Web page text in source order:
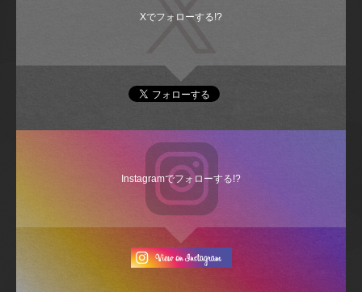
Xでフォローする!?
Instagramでフォローする!?